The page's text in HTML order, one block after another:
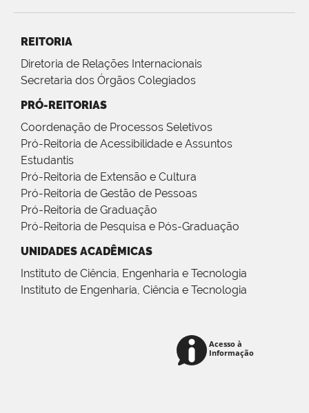
REITORIA
Diretoria de Relações Internacionais
Secretaria dos Órgãos Colegiados
PRÓ-REITORIAS
Coordenação de Processos Seletivos
Pró-Reitoria de Acessibilidade e Assuntos
Estudantis
Pró-Reitoria de Extensão e Cultura
Pró-Reitoria de Gestão de Pessoas
Pró-Reitoria de Graduação
Pró-Reitoria de Pesquisa e Pós-Graduação
UNIDADES ACADÊMICAS
Instituto de Ciência, Engenharia e Tecnologia
Instituto de Engenharia, Ciência e Tecnologia